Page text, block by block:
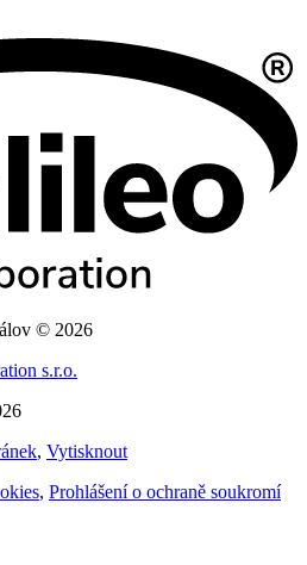
© 2026
s.r.o.
, Vytisknout
, Prohlášení o ochraně soukromí